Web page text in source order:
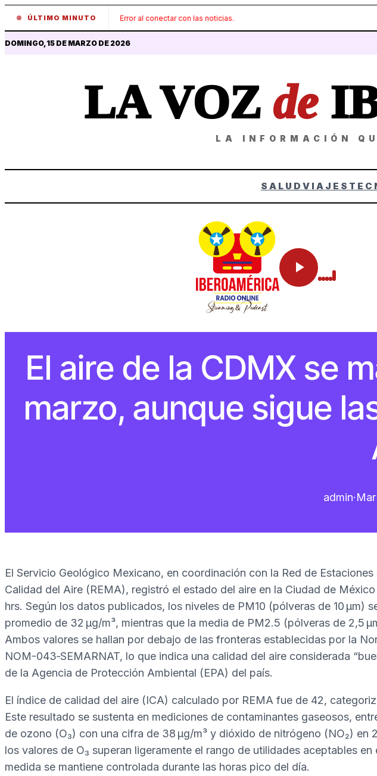
ÚLTIMO MINUTO Error al conectar con las noticias.
DOMINGO, 15 DE MARZO DE 2026
LA VOZ de
LA INFORMACIÓN
SALUD VIAJES
El aire de la CDMX se
marzo, aunque sigue
admin·
El Servicio Geológico Mexicano, en coordinación con la Red de
Calidad del Aire (REMA), registró el estado del aire en la Ciudad de
hrs. Según los datos publicados, los niveles de PM10 (pólveras de 10 µm)
promedio de 32 µg/m³, mientras que la media de PM2.5 (pólveras de 2,5
Ambos valores se hallan por debajo de las fronteras establecidas por la
NOM-043‑SEMARNAT, lo que indica una calidad del aire considerada
de la Agencia de Protección Ambiental (EPA) del país.
El índice de calidad del aire (ICA) calculado por REMA fue de 42,
Este resultado se sustenta en mediciones de contaminantes gaseosos,
de ozono (O₃) con una cifra de 38 µg/m³ y dióxido de nitrógeno (NO₂) en
los valores de O₃ superan ligeramente el rango de utilidades aceptables
medida se mantiene controlada durante las horas pico del día.